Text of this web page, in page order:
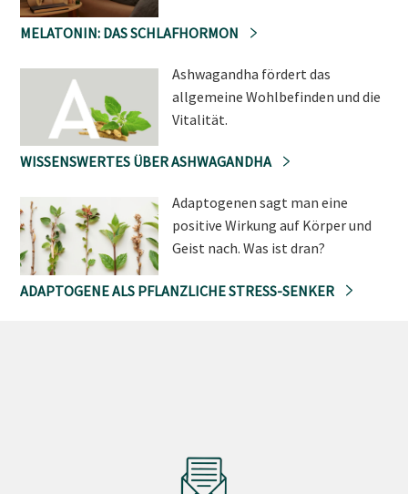
MELATONIN: DAS SCHLAFHORMON
Ashwagandha fördert das
allgemeine Wohlbefinden und die
Vitalität.
WISSENSWERTES ÜBER ASHWAGANDHA
Adaptogenen sagt man eine
positive Wirkung auf Körper und
Geist nach. Was ist dran?
ADAPTOGENE ALS PFLANZLICHE STRESS-SENKER